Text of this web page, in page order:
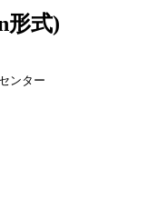
形式)
ンター